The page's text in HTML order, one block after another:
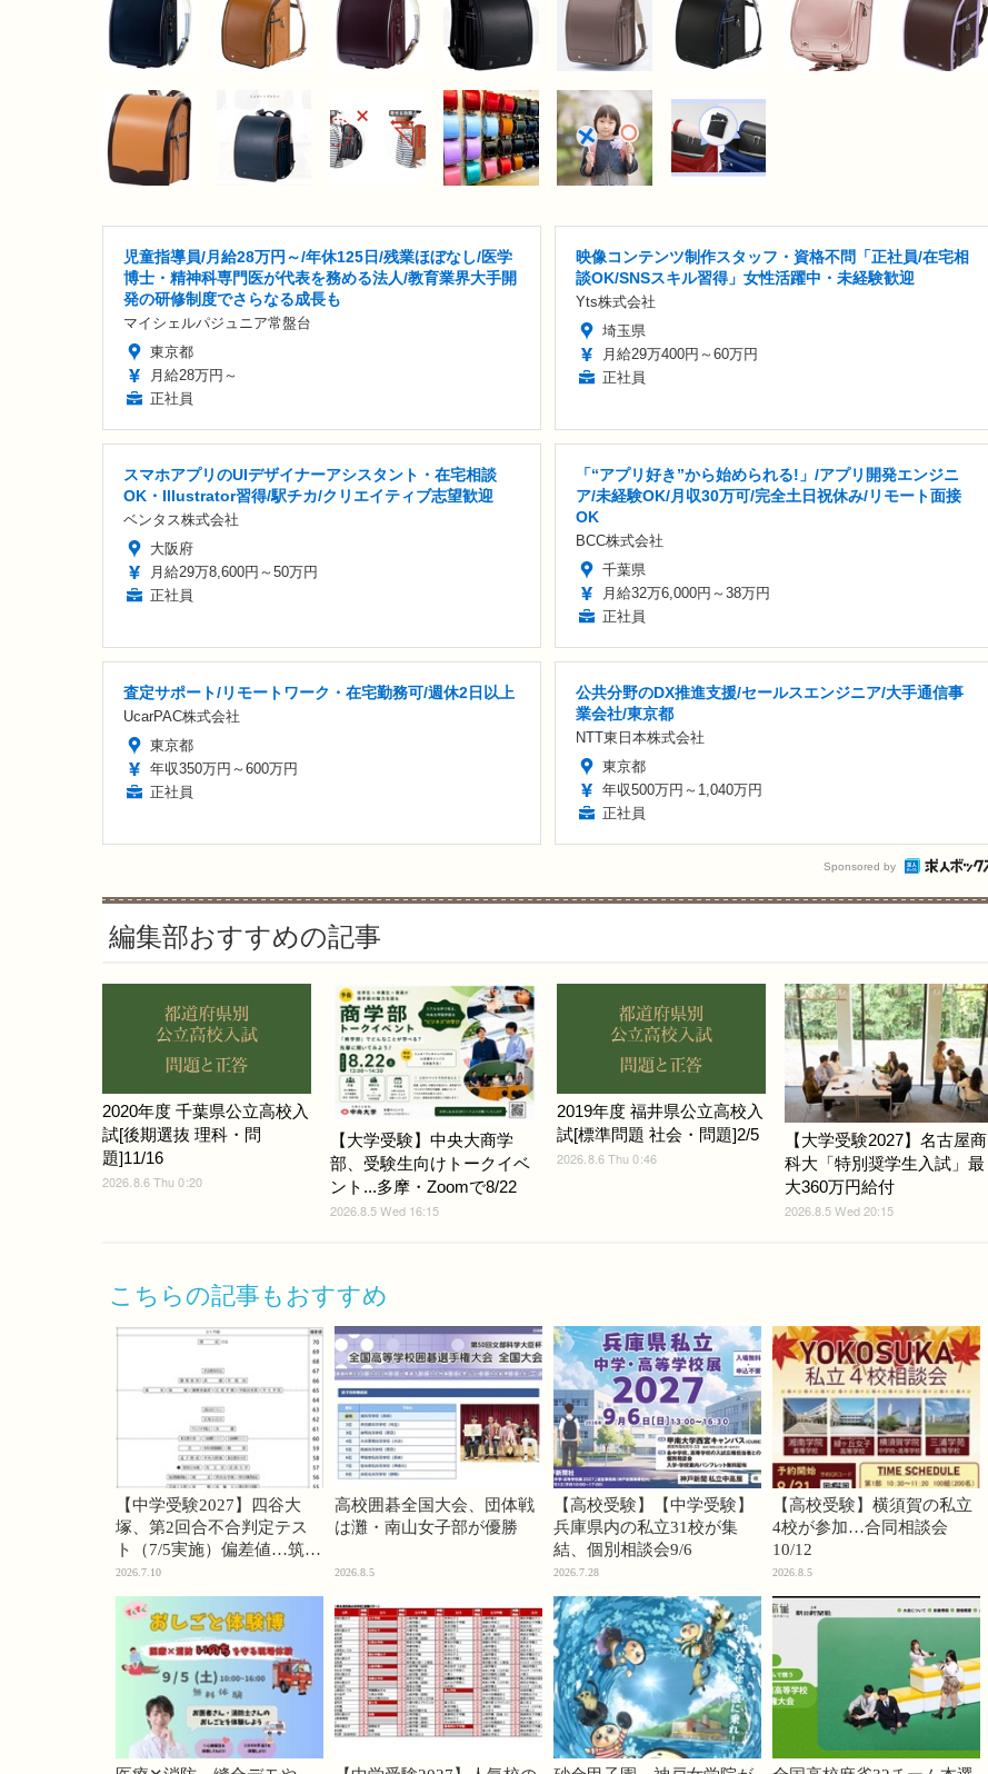
児童指導員/月給28万円～/年休125日/残業ほぼなし/医学
博士・精神科専門医が代表を務める法人/教育業界大手開
発の研修制度でさらなる成長も
マイシェルパジュニア常盤台
東京都
月給28万円～
正社員
映像コンテンツ制作スタッフ・資格不問「正社員/在宅相
談OK/SNSスキル習得」女性活躍中・未経験歓迎
Yts株式会社
埼玉県
月給29万400円～60万円
正社員
スマホアプリのUIデザイナーアシスタント・在宅相談
OK・Illustrator習得/駅チカ/クリエイティブ志望歓迎
ベンタス株式会社
大阪府
月給29万8,600円～50万円
正社員
「“アプリ好き”から始められる!」/アプリ開発エンジニ
ア/未経験OK/月収30万可/完全土日祝休み/リモート面接
OK
BCC株式会社
千葉県
月給32万6,000円～38万円
正社員
査定サポート/リモートワーク・在宅勤務可/週休2日以上
UcarPAC株式会社
東京都
年収350万円～600万円
正社員
公共分野のDX推進支援/セールスエンジニア/大手通信事
業会社/東京都
NTT東日本株式会社
東京都
年収500万円～1,040万円
正社員
Sponsored by
編集部おすすめの記事
2020年度 千葉県公立高校入
試[後期選抜 理科・問
題]11/16
2026.8.6 Thu 0:20
【大学受験】中央大商学
部、受験生向けトークイベ
ント...多摩・Zoomで8/22
2026.8.5 Wed 16:15
2019年度 福井県公立高校入
試[標準問題 社会・問題]2/5
2026.8.6 Thu 0:46
【大学受験2027】名古屋商
科大「特別奨学生入試」最
大360万円給付
2026.8.5 Wed 20:15
こちらの記事もおすすめ
【中学受験2027】四谷大
塚、第2回合不合判定テス
ト（7/5実施）偏差値…筑駒
74・桜蔭70＜PR＞
2026.7.10
高校囲碁全国大会、団体戦
は灘・南山女子部が優勝
2026.8.5
【高校受験】【中学受験】
兵庫県内の私立31校が集
結、個別相談会9/6
2026.7.28
【高校受験】横須賀の私立
4校が参加…合同相談会
10/12
2026.8.5